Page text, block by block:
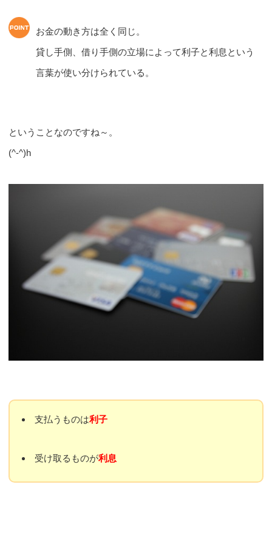
お金の動き方は全く同じ。
貸し手側、借り手側の立場によって利子と利息という
言葉が使い分けられている。
ということなのですね～。
(^-^)h
支払うものは利子
受け取るものが利息